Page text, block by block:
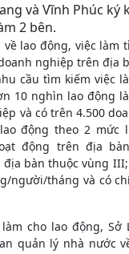
và Vĩnh Phúc
2 bên.
lao động, việc làm
nghiệp trên địa
cầu tìm kiếm việc
10 nghìn lao động
và có trên 4.500
động theo 2 mức
động trên địa
bàn thuộc vùng
người/tháng và có
cho lao động, Sở
quản lý nhà nước